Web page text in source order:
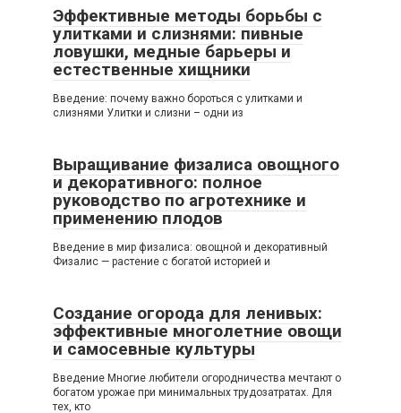
Эффективные методы борьбы с
улитками и слизнями: пивные
ловушки, медные барьеры и
естественные хищники
Введение: почему важно бороться с улитками и
слизнями Улитки и слизни – одни из
Выращивание физалиса овощного
и декоративного: полное
руководство по агротехнике и
применению плодов
Введение в мир физалиса: овощной и декоративный
Физалис — растение с богатой историей и
Создание огорода для ленивых:
эффективные многолетние овощи
и самосевные культуры
Введение Многие любители огородничества мечтают о
богатом урожае при минимальных трудозатратах. Для
тех, кто